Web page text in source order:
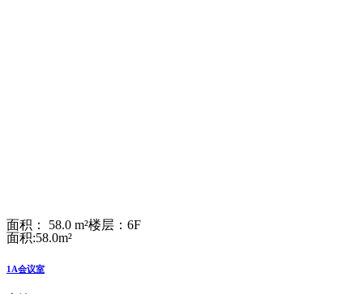
面积： 58.0 m²楼层：6F
面积:58.0m²
1A会议室